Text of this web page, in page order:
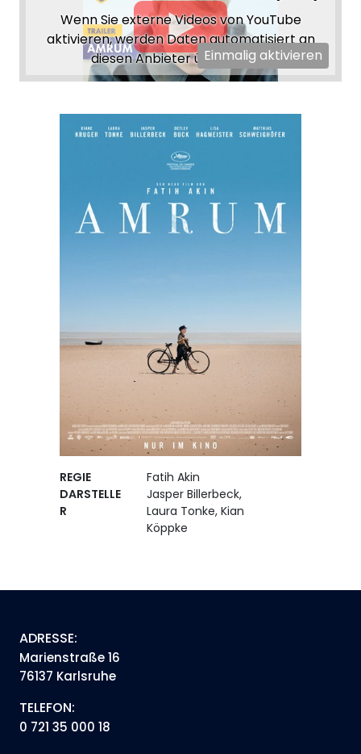
Wenn Sie externe Videos von YouTube
aktivieren, werden Daten automatisiert an
diesen Anbieter übertragen.
Einmalig aktivieren
REGIE
Fatih Akin
DARSTELLE
R
Jasper Billerbeck,
Laura Tonke, Kian
Köppke
ADRESSE:
Marienstraße 16
76137 Karlsruhe
TELEFON:
0 721 35 000 18